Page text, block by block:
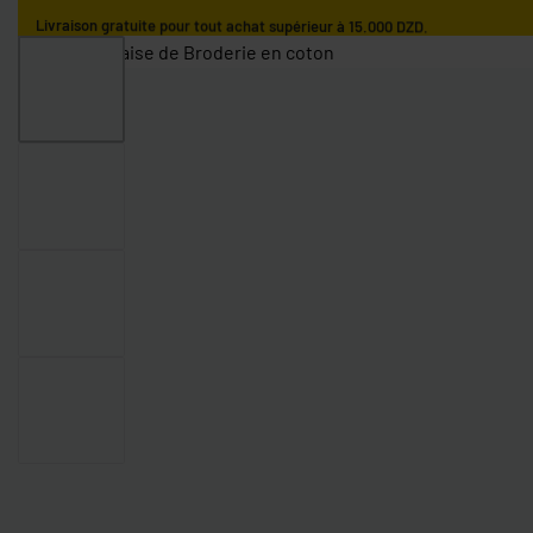
Livraison gratuite pour tout achat supérieur à 15.000 DZD.